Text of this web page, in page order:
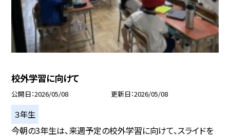
校外学習に向けて
公開日 2026/05/08 更新日 2026/05/08
３年生
今朝の3年生は、来週予定の校外学習に向けて、スライドを